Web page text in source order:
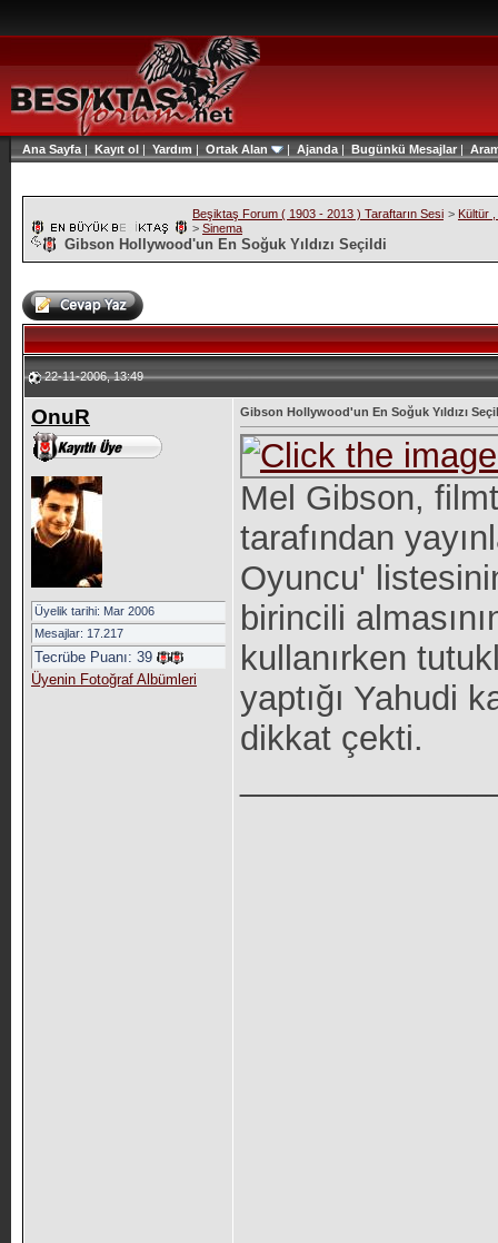
Ana Sayfa | Kayıt ol | Yardım | Ortak Alan | Ajanda | Bugünkü Mesajlar|
Beşiktaş Forum ( 1903 - 2013 ) Taraftarın Sesi > Kültür
> Sinema
Gibson Hollywood'un En Soğuk Yıldızı Seçildi
22-11-2006, 13:49
OnuR
Üyelik tarihi: Mar 2006
Mesajlar: 17.217
Tecrübe Puanı: 39
Üyenin Fotoğraf Albümleri
Gibson Hollywood'un En Soğuk Yıldızı
Mel Gibson,
tarafından
Oyuncu'
birincili
kullanırken
yaptığı Yahudi
dikkat çekti.